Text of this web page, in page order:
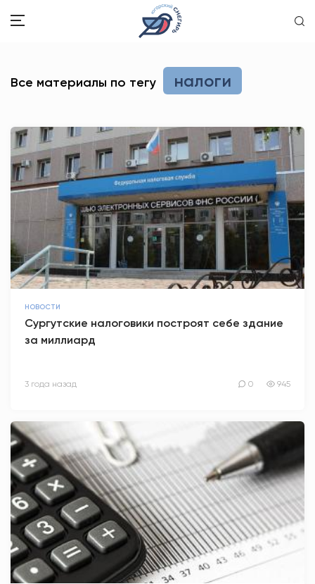
ЗДОРОВЬЕ
ОБРАЗОВАНИЕ
ПСИХОЛОГИЯ
КУЛЬТУРА
СПОРТ
ВОПРОС-ОТВЕТ
82,17 94,84
Вход / Регистрация
Все материалы по тегу налоги
НОВОСТИ
Сургутские налоговики построят себе здание
за миллиард
3 года назад 0 945